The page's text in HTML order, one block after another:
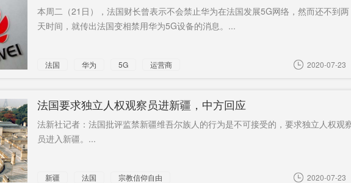
疫区国 “傻帽儿” 12个 还款
阿尔茨
P2P网贷 密接 统一要求 自曝
土耳其央
行
过于乐观 合规 清路障
长沙检察
官
软件
陈竞
本周二（21日），法国财长曾表示不会禁止华为在法国发展5G网络，然而还不到两
天时间，就传出法国变相禁用华为5G设备的消息。...
法国 华为 5G 运营商 2020-07-23
法国要求独立人权观察员进新疆，中方回应
法新社记者：法国批评监禁新疆维吾尔族人的行为是不可接受的，要求独立人权观
员进入新疆。...
新疆 法国 宗教信仰自由 2020-07-23